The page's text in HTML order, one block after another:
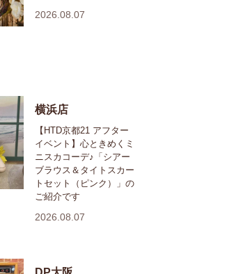
2026.08.07
横浜店
【HTD京都21 アフター
イベント】心ときめくミ
ニスカコーデ♪「シアー
ブラウス＆タイトスカー
トセット（ピンク）」の
ご紹介です
2026.08.07